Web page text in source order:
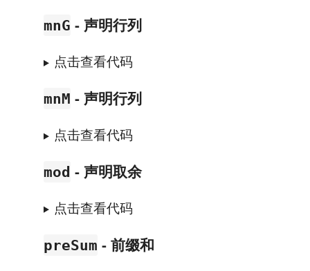
mnG - 声明行列
点击查看代码
mnM - 声明行列
点击查看代码
mod - 声明取余
点击查看代码
preSum - 前缀和